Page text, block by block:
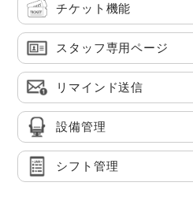
チケット機能
スタッフ専用ページ
リマインド送信
設備管理
シフト管理